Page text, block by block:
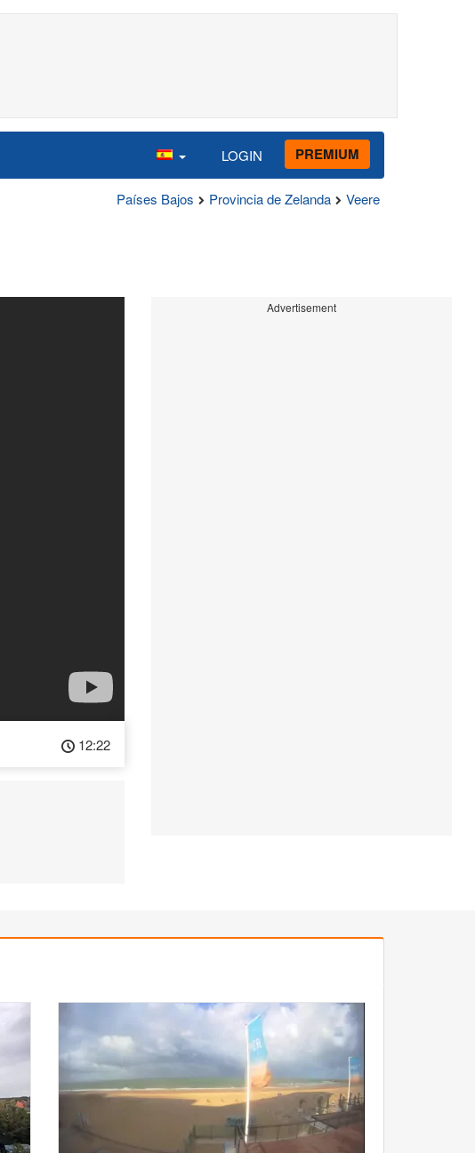
LOGIN PREMIUM
Países Bajos Provincia de Zelanda Veere
12:22
Advertisement